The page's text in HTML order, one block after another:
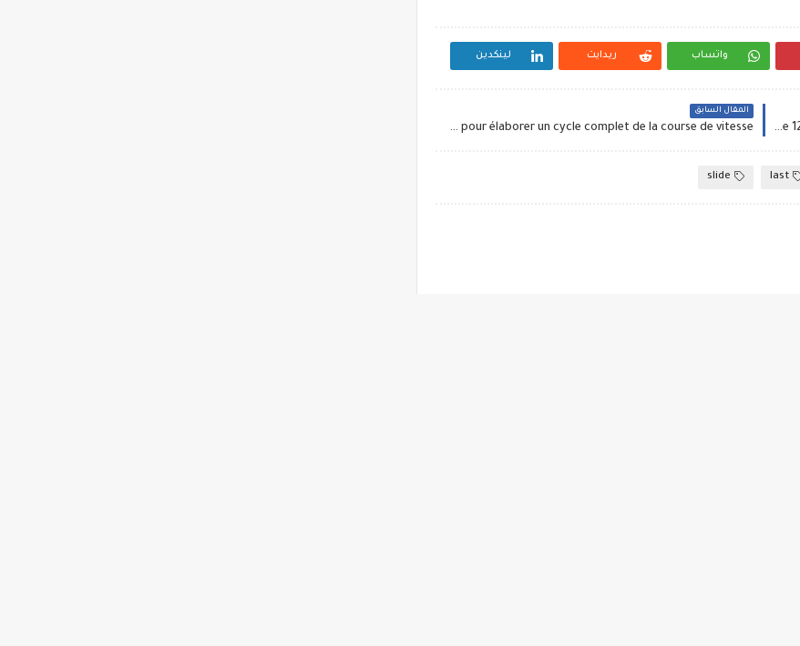
واتساب ريدايت لينكدين
Un nouveau cycle de 12 seances de basket bal pour les 2ème année collégial
المقال السابق
Des situation d’apprentissages de la course de vitesse pour élaborer un cycle complet de la course de vitesse
last
slide